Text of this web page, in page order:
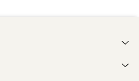
vom presa tetina